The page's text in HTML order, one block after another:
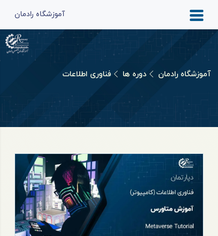
آموزشگاه رادمان
آموزشگاه رادمان دوره ها فناوری اطلاعات